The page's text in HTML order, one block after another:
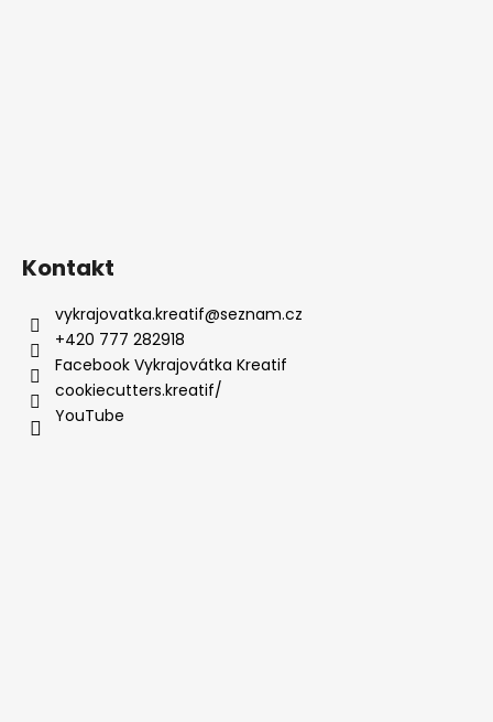
Kontakt
vykrajovatka.kreatif@seznam.cz
+420 777 282918
Facebook Vykrajovátka Kreatif
cookiecutters.kreatif/
YouTube